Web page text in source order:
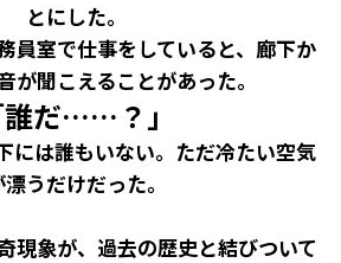
とにした。
員室で仕事をしていると、廊下か
が聞こえることがあった。
誰だ……？」
には誰もいない。ただ冷たい空気
漂うだけだった。
現象が、過去の歴史と結びついて